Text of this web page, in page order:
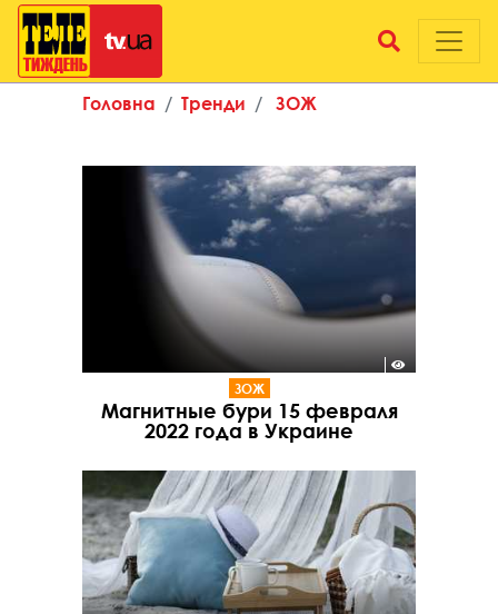
Головна Тренди ЗОЖ
ЗОЖ
Магнитные бури 15 февраля
2022 года в Украине